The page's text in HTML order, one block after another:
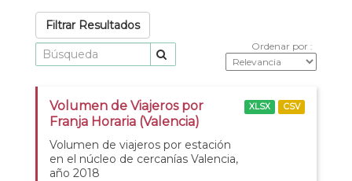
Filtrar Resultados
Ordenar por
Volumen de Viajeros por
Franja Horaria (Valencia)
Volumen de viajeros por estación
en el núcleo de cercanías Valencia,
año 2018
XLSX CSV